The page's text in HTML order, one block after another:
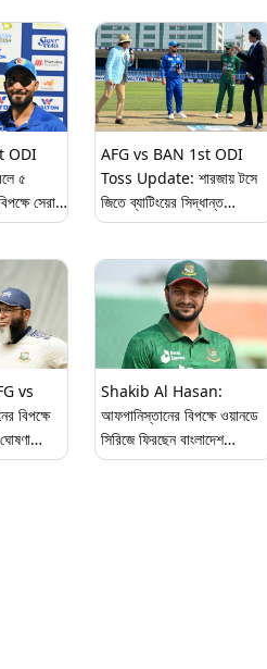
ODI
৫
সেরা
আল্লাহ
AFG vs BAN 1st ODI
Toss Update: শারজায় টসে
জিতে ব্যাটিংয়ের সিদ্ধান্ত
আফগানিস্তানের, জানুন দুদলের
vs
বিপক্ষে
শান্ত,
Shakib Al Hasan:
আফগানিস্তানের বিপক্ষে ওয়ানডে
সিরিজে ফিরছেন বাংলাদেশ
অলরাউন্ডার সাকিব আল হাসান